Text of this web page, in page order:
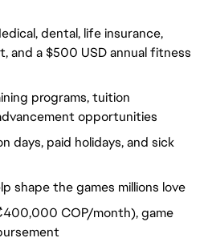
dental, life insurance,
and a $500 USD annual fitness
programs, tuition
opportunities
days, paid holidays, and sick
shape the games millions love
COP/month), game